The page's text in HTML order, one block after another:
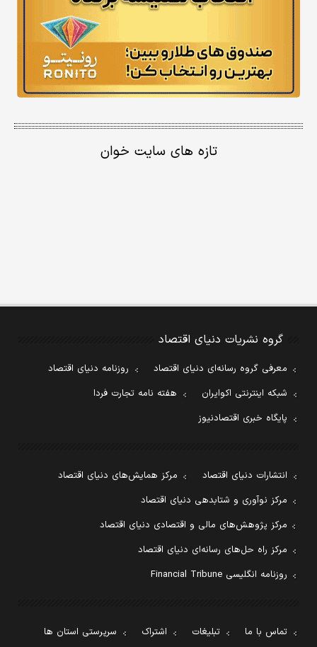
تازه های سایت خوان
گروه نشریات دنیای اقتصاد
معرفی گروه رسانه‌ای دنیای اقتصاد
روزنامه دنیای اقتصاد
شبکه اینترنتی اکوایران
هفته نامه تجارت فردا
پایگاه خبری اقتصادنیوز
انتشارات دنیای اقتصاد
مرکز همایش‌های دنیای اقتصاد
مرکز نوآوری و شتابدهی دنیای اقتصاد
مرکز پژوهش‌های مالی و اقتصادی دنیای اقتصاد
مرکز راه حل‌های رسانه‌ای دنیای اقتصاد
روزنامه انگلیسی Financial Tribune
تماس با ما تبلیغات اشتراک سرپرستی استان ها